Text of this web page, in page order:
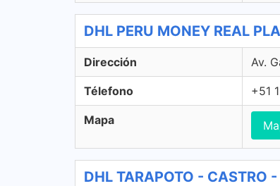
DHL PERU MONEY REAL
Dirección Av.
Télefono +51
Mapa
DHL TARAPOTO -